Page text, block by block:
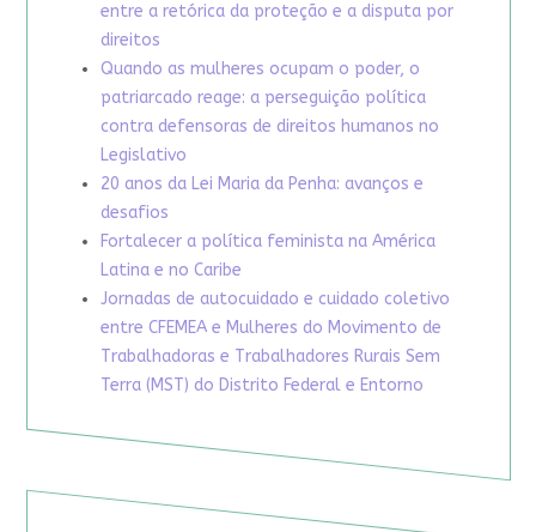
entre a retórica da proteção e a disputa por
direitos
Quando as mulheres ocupam o poder, o
patriarcado reage: a perseguição política
contra defensoras de direitos humanos no
Legislativo
20 anos da Lei Maria da Penha: avanços e
desafios
Fortalecer a política feminista na América
Latina e no Caribe
Jornadas de autocuidado e cuidado coletivo
entre CFEMEA e Mulheres do Movimento de
Trabalhadoras e Trabalhadores Rurais Sem
Terra (MST) do Distrito Federal e Entorno